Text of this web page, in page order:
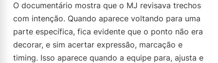
O documentário mostra que o MJ revisava trechos
com intenção. Quando aparece voltando para uma
parte específica, fica evidente que o ponto não era
decorar, e sim acertar expressão, marcação e
timing. Isso aparece quando a equipe para, ajusta e